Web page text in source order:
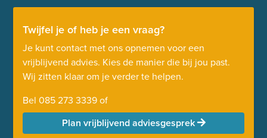
Twijfel je of heb je een vraag?
Je kunt contact met ons opnemen voor een
vrijblijvend advies. Kies de manier die bij jou past.
Wij zitten klaar om je verder te helpen.
Bel 085 273 3339of
Plan vrijblijvend adviesgesprek